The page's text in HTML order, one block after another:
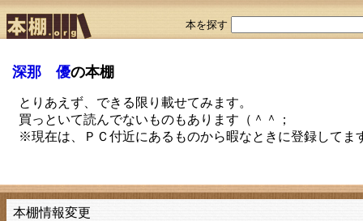
本を探す
深那 優の本棚
とりあえず、できる限り載せてみます。
買っといて読んでないものもあります（＾＾；
※現在は、ＰＣ付近にあるものから暇なときに登録してま
本棚情報変更